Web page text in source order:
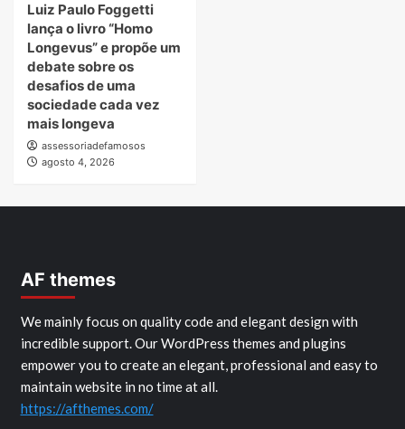
Luiz Paulo Foggetti
lança o livro “Homo
Longevus” e propõe um
debate sobre os
desafios de uma
sociedade cada vez
mais longeva
assessoriadefamosos
agosto 4, 2026
AF themes
We mainly focus on quality code and elegant design with
incredible support. Our WordPress themes and plugins
empower you to create an elegant, professional and easy to
maintain website in no time at all.
https://afthemes.com/